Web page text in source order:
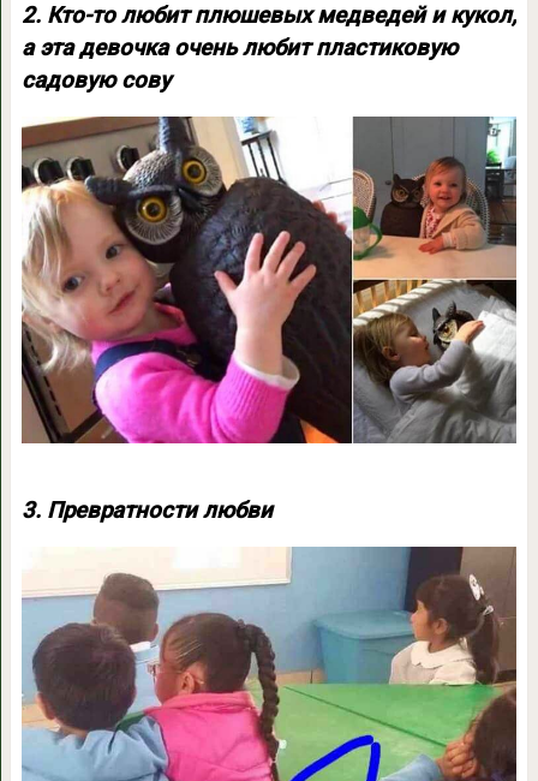
2. Кто-то любит плюшевых медведей и кукол,
а эта девочка очень любит пластиковую
садовую сову
3. Превратности любви